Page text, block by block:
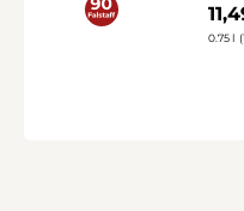
0.75 l